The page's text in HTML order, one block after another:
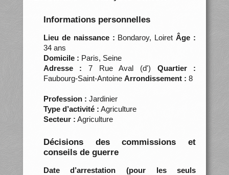
Informations personnelles
Lieu de naissance : Bondaroy, Loiret Âge :
34 ans
Domicile : Paris, Seine
Adresse : 7 Rue Aval (d') Quartier :
Faubourg-Saint-Antoine Arrondissement : 8
Profession : Jardinier
Type d’activité : Agriculture
Secteur : Agriculture
Décisions des commissions et
conseils de guerre
Date d’arrestation (pour les seuls